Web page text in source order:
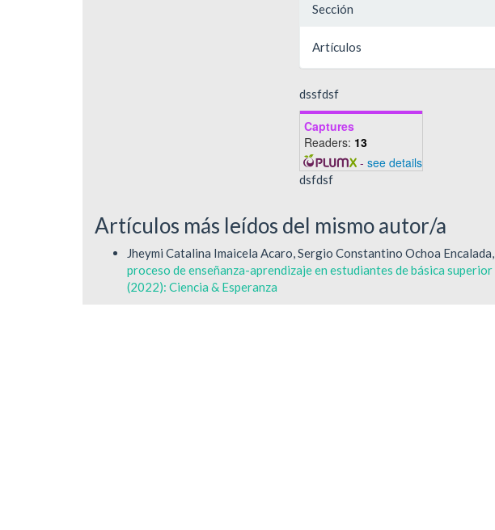
Sección
Artículos
dssfdsf
Captures
Readers: 13
- see details
dsfdsf
Artículos más leídos del mismo autor/a
Jheymi Catalina Imaicela Acaro, Sergio Constantino Ochoa Encalada,
proceso de enseñanza-aprendizaje en estudiantes de básica superior
(2022): Ciencia & Esperanza